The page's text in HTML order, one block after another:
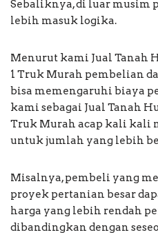
Sebaliknya, di luar musim
lebih masuk logika.
Menurut kami Jual Tanah
1 Truk Murah pembelian
bisa memengaruhi biaya
kami sebagai Jual Tanah
Truk Murah acap kali kali
untuk jumlah yang lebih
Misalnya, pembeli yang
proyek pertanian besar
harga yang lebih rendah
dibandingkan dengan